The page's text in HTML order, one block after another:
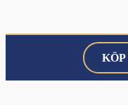
KÖP